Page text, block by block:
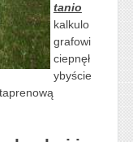
tanio
kalkulo
grafowi
ciepnęł
ybyście